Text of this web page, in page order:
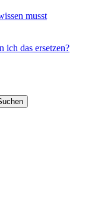
musst
ich das ersetzen?